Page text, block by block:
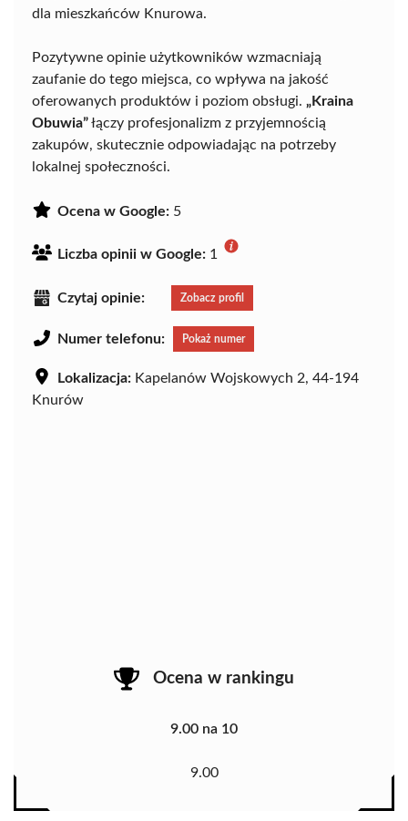
dla mieszkańców Knurowa.
Pozytywne opinie użytkowników wzmacniają
zaufanie do tego miejsca, co wpływa na jakość
oferowanych produktów i poziom obsługi. „Kraina
Obuwia”łączy profesjonalizm z przyjemnością
zakupów, skutecznie odpowiadając na potrzeby
lokalnej społeczności.
Ocena w Google: 5
Liczba opinii w Google: 1
Czytaj opinie: Zobacz profil
Numer telefonu: Pokaż numer
Lokalizacja: Kapelanów Wojskowych 2, 44-194
Knurów
Ocena w rankingu
9.00 na 10
9.00